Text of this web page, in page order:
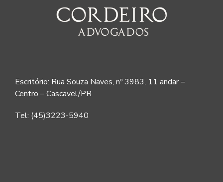
Escritório: Rua Souza Naves, nº 3983, 11 andar –
Centro – Cascavel/PR
Tel: (45)3223-5940